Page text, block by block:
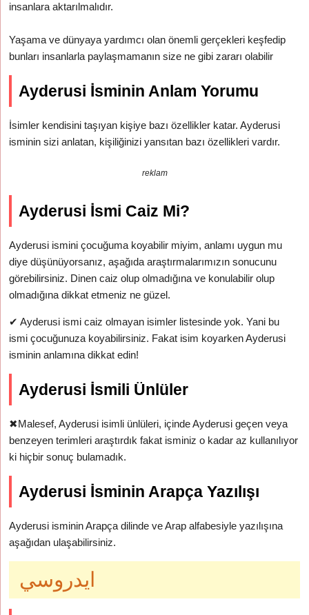
insanlara aktarılmalıdır.
Yaşama ve dünyaya yardımcı olan önemli gerçekleri keşfedip
bunları insanlarla paylaşmamanın size ne gibi zararı olabilir
Ayderusi İsminin Anlam Yorumu
İsimler kendisini taşıyan kişiye bazı özellikler katar. Ayderusi
isminin sizi anlatan, kişiliğinizi yansıtan bazı özellikleri vardır.
reklam
Ayderusi İsmi Caiz Mi?
Ayderusi ismini çocuğuma koyabilir miyim, anlamı uygun mu
diye düşünüyorsanız, aşağıda araştırmalarımızın sonucunu
görebilirsiniz. Dinen caiz olup olmadığına ve konulabilir olup
olmadığına dikkat etmeniz ne güzel.
✔ Ayderusi ismi caiz olmayan isimler listesinde yok. Yani bu
ismi çocuğunuza koyabilirsiniz. Fakat isim koyarken Ayderusi
isminin anlamına dikkat edin!
Ayderusi İsmili Ünlüler
✖Malesef, Ayderusi isimli ünlüleri, içinde Ayderusi geçen veya
benzeyen terimleri araştırdık fakat isminiz o kadar az kullanılıyor
ki hiçbir sonuç bulamadık.
Ayderusi İsminin Arapça Yazılışı
Ayderusi isminin Arapça dilinde ve Arap alfabesiyle yazılışına
aşağıdan ulaşabilirsiniz.
ايدروسي